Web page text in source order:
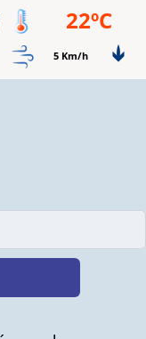
22ºC
5 Km/h